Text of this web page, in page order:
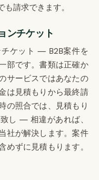
請求できます。
ンチケット
ケット — B2B案件を
部です。書類は正確か
サービスではあなたの
は見積もりから最終請
の照合では、見積もり
し — 相違があれば、
社が解決します。案件
めずに見積もります。